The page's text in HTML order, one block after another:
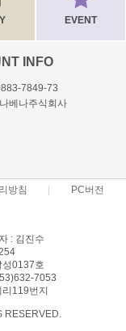
EVENT
INFO
7849-73
베나주식회사
방침 PC버전
: 김진수
성0137호
7053
119번지
RESERVED.